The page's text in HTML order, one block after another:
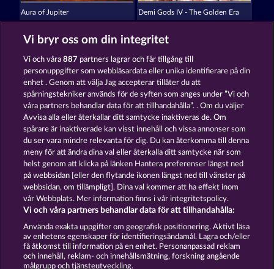
Aura of Jupiter Demi Gods IV - The Golden Era
Demi Gods V
Användarvillkor
Sekretess- och cookiepolicy Avtryck
Om Företaget FAQ
Skicka in en begäran om att ångra köpet
Vi bryr oss om din integritet
Vi och våra887 partners lagrar och får tillgång till
personuppgifter som webbläsardata eller unika identifierare på din
enhet . Genom att välja Jag accepterar tillåter du att
spårningstekniker används för de syften som anges under ”Vi och
våra partners behandlar data för att tillhandahålla”. . Om du väljer
Avvisa alla eller återkallar ditt samtycke inaktiveras de. Om
spårare är inaktiverade kan visst innehåll och vissa annonser som
du ser vara mindre relevanta för dig. Du kan återkomma till denna
meny för att ändra dina val eller återkalla ditt samtycke när som
helst genom att klicka på länken Hantera preferenser längst ned
på webbsidan [eller den flytande ikonen längst ned till vänster på
webbsidan, om tillämpligt]. Dina val kommer att ha effekt inom
vår Webbplats. Mer information finns i vår integritetspolicy.
Vi och våra partners behandlar data för att tillhandahålla:
Använda exakta uppgifter om geografisk positionering. Aktivt läsa
av enhetens egenskaper för identifieringsändamål. Lagra och/eller
få åtkomst till information på en enhet. Personanpassad reklam
och innehåll, reklam- och innehållsmätning, forskning angående
målgrupp och tjänsteutveckling.